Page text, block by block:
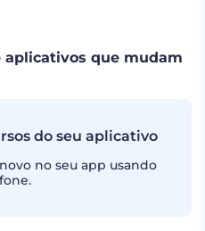
aplicativos que mudam
do seu aplicativo
no seu app usando